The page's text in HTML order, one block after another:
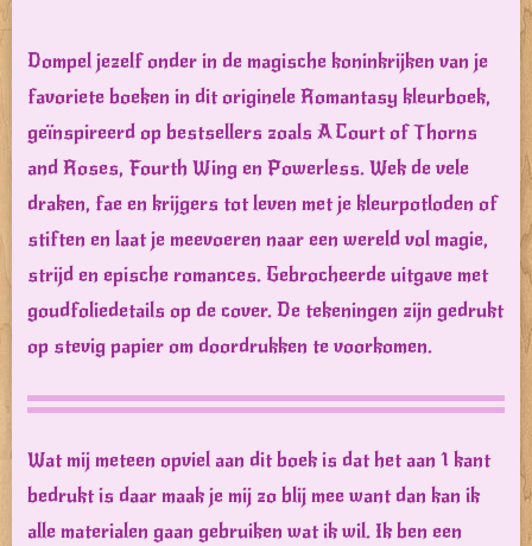
Dompel jezelf onder in de magische koninkrijken van je
favoriete boeken in dit originele Romantasy kleurboek,
geïnspireerd op bestsellers zoals A Court of Thorns
and Roses, Fourth Wing en Powerless. Wek de vele
draken, fae en krijgers tot leven met je kleurpotloden of
stiften en laat je meevoeren naar een wereld vol magie,
strijd en epische romances. Gebrocheerde uitgave met
goudfoliedetails op de cover. De tekeningen zijn gedrukt
op stevig papier om doordrukken te voorkomen.
Wat mij meteen opviel aan dit boek is dat het aan 1 kant
bedrukt is daar maak je mij zo blij mee want dan kan ik
alle materialen gaan gebruiken wat ik wil. Ik ben een